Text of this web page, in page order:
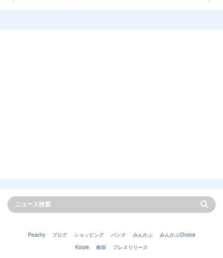
Peachy ブログ ショッピング バンク みんかぶ
みんかぶChoice
Kstyle
株探 プレスリリース